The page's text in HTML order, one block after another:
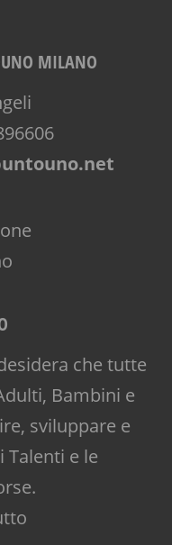
MILANO
che tutte
Bambini e
sviluppare e
e le